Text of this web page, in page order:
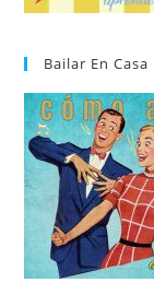
Bailar En Casa